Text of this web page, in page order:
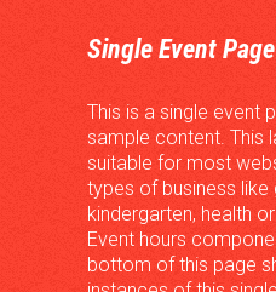
Single Event Page
This is a single event
sample content. This
suitable for most
types of business like
kindergarten, health
Event hours
bottom of this page